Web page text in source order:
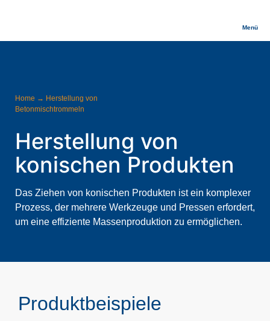
Menü
Home → Herstellung von
Betonmischtrommeln
Herstellung von
konischen Produkten
Das Ziehen von konischen Produkten ist ein komplexer
Prozess, der mehrere Werkzeuge und Pressen erfordert,
um eine effiziente Massenproduktion zu ermöglichen.
Produktbeispiele